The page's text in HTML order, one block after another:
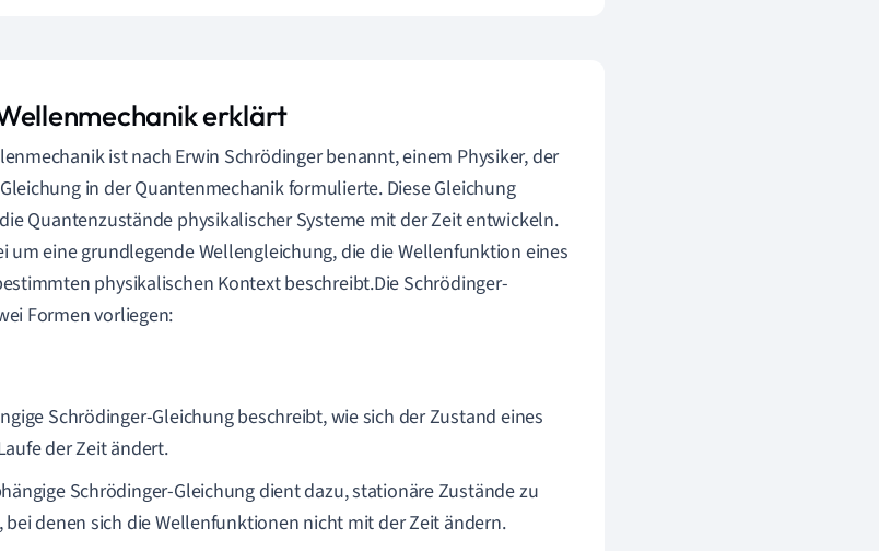
erklärt
ist nach Erwin Schrödinger benannt, einem Physiker, der
in der Quantenmechanik formulierte. Diese Gleichung
Quantenzustände physikalischer Systeme mit der Zeit entwickeln.
um eine grundlegende Wellengleichung, die die Wellenfunktion eines
physikalischen Kontext beschreibt.Die Schrödinger-
Formen vorliegen:
Schrödinger-Gleichung beschreibt, wie sich der Zustand eines
der Zeit ändert.
Schrödinger-Gleichung dient dazu, stationäre Zustände zu
bei denen sich die Wellenfunktionen nicht mit der Zeit ändern.